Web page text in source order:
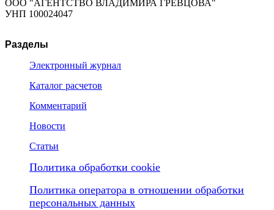
ООО "АГЕНТСТВО ВЛАДИМИРА ГРЕВЦОВА"
УНП 100024047
Разделы
Электронный журнал
Каталог расчетов
Комментарий
Новости
Статьи
Политика обработки cookie
Политика оператора в отношении обработки
персональных данных